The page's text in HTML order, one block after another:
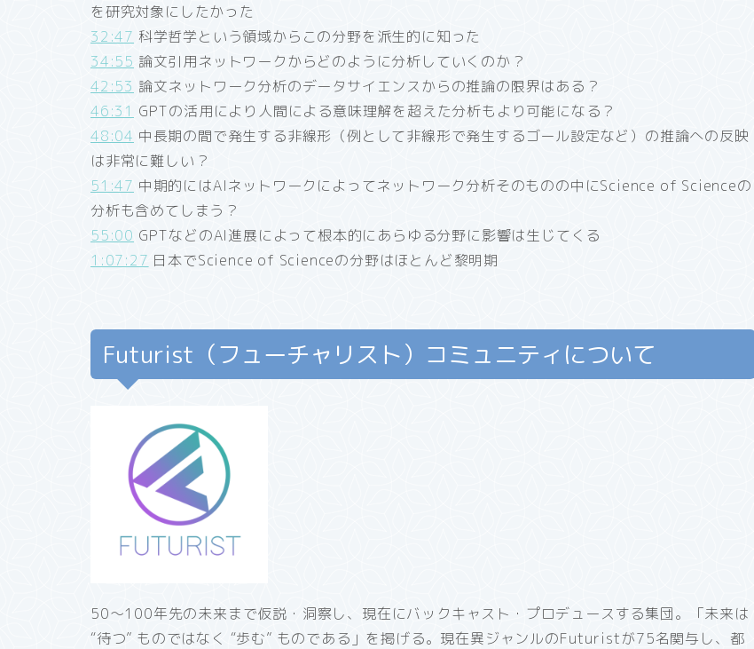
を研究対象にしたかった
32:47 科学哲学という領域からこの分野を派生的に知った
34:55 論文引用ネットワークからどのように分析していくのか？
42:53 論文ネットワーク分析のデータサイエンスからの推論の限界はある？
46:31 GPTの活用により人間による意味理解を超えた分析もより可能になる？
48:04 中長期の間で発生する非線形（例として非線形で発生するゴール設定など）の推論への反映
は非常に難しい？
51:47 中期的にはAIネットワークによってネットワーク分析そのものの中にScience of Scienceの
分析も含めてしまう？
55:00 GPTなどのAI進展によって根本的にあらゆる分野に影響は生じてくる
1:07:27 日本でScience of Scienceの分野はほとんど黎明期
Futurist（フューチャリスト）コミュニティについて
50〜100年先の未来まで仮説・洞察し、現在にバックキャスト・プロデュースする集団。「未来は
“待つ” ものではなく “歩む” ものである」を掲げる。現在異ジャンルのFuturistが75名関与し、都